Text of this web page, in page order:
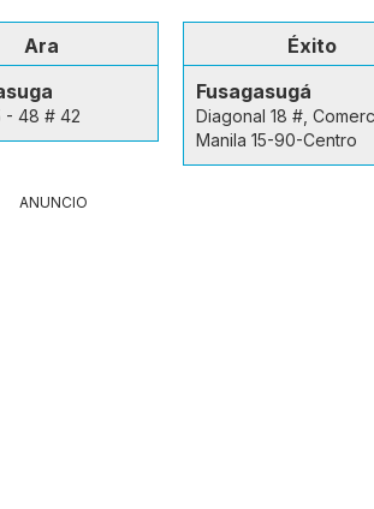
Ara
- 48 # 42
Éxito
Fusagasugá
Diagonal 18 #,
Manila 15-90-Centro
ANUNCIO